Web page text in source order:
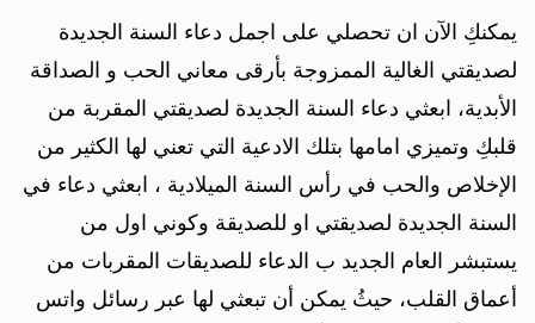
يمكنكِ الآن ان تحصلي على اجمل دعاء السنة الجديدة
لصديقتي الغالية الممزوجة بأرقى معاني الحب و الصداقة
الأبدية، ابعثي دعاء السنة الجديدة لصديقتي المقربة من
قلبكِ وتميزي امامها بتلك الادعية التي تعني لها الكثير من
الإخلاص والحب في رأس السنة الميلادية ، ابعثي دعاء في
السنة الجديدة لصديقتي او للصديقة وكوني اول من
يستبشر العام الجديد ب الدعاء للصديقات المقربات من
أعماق القلب، حيثُ يمكن أن تبعثي لها عبر رسائل واتس